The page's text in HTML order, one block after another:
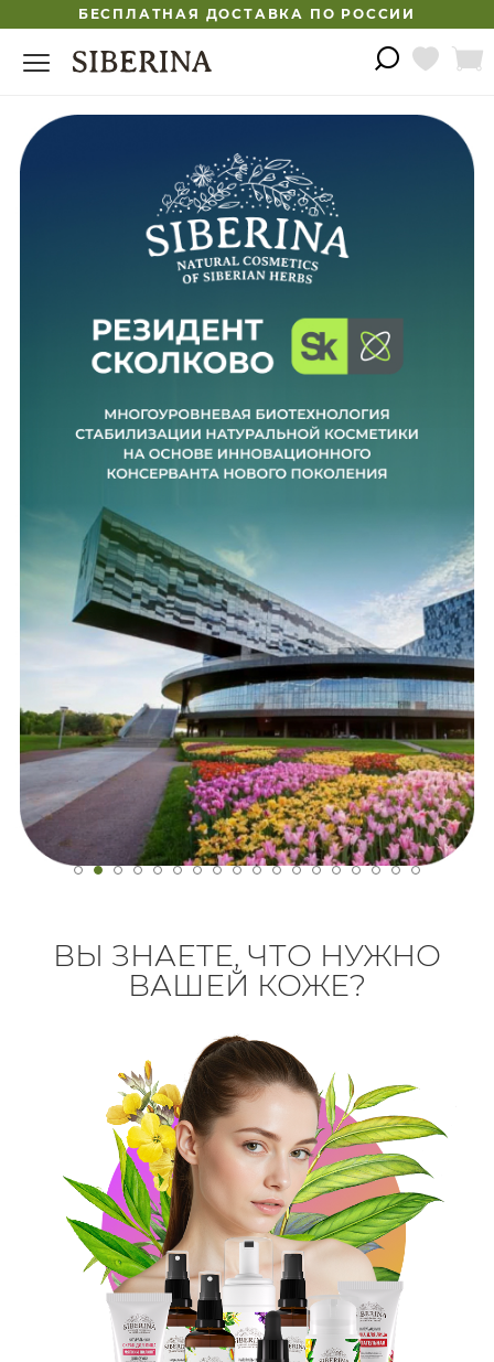
БЕСПЛАТНАЯ ДОСТАВКА ПО РОССИИ
ВЫ ЗНАЕТЕ, ЧТО НУЖНО
ВАШЕЙ КОЖЕ?